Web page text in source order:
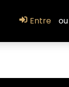
Entre ou